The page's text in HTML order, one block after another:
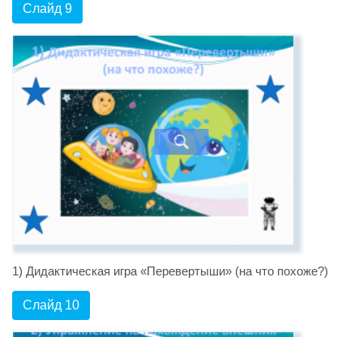
Слайд 9
1) Дидактическая игра «Перевертыши» (на что похоже?)
Слайд 10